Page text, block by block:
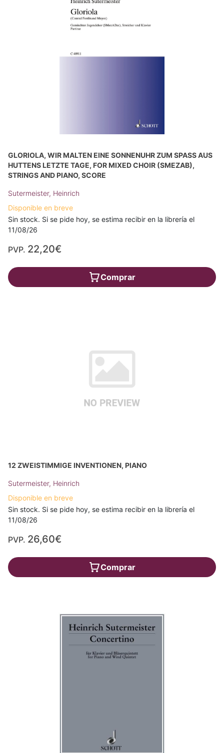
GLORIOLA, WIR MALTEN EINE SONNENUHR ZUM SPASS AUS H
UTTENS LETZTE TAGE, FOR MIXED CHOIR (SMEZAB), S
TRINGS AND PIANO, SCORE
Sutermeister, Heinrich
Disponible en breve
Sin stock. Si se pide hoy, se estima recibir en la librería el
11/08/26
PVP. 22,20€
Comprar
12 ZWEISTIMMIGE INVENTIONEN, PIANO
Sutermeister, Heinrich
Disponible en breve
Sin stock. Si se pide hoy, se estima recibir en la librería el
11/08/26
PVP. 26,60€
Comprar